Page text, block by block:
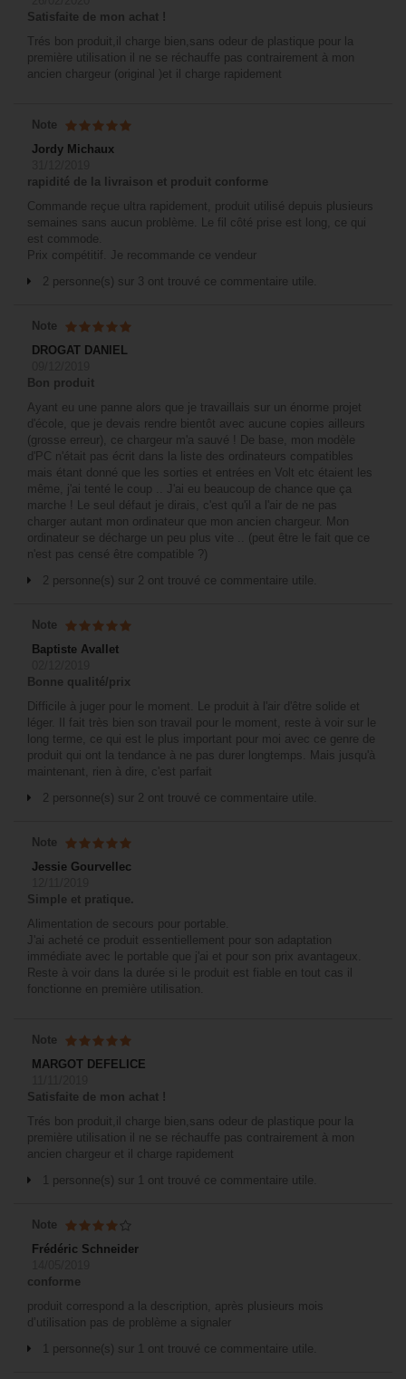
Satisfaite de mon achat !
Trés bon produit,il charge bien,sans odeur de plastique pour la
première utilisation il ne se réchauffe pas contrairement à mon
ancien chargeur (original )et il charge rapidement
Note
Jordy Michaux
rapidité de la livraison et produit conforme
Commande reçue ultra rapidement, produit utilisé depuis plusieurs
semaines sans aucun problème. Le fil côté prise est long, ce qui
est commode.
Prix compétitif. Je recommande ce vendeur
2 personne(s) sur 3 ont trouvé ce commentaire utile.
Note
DROGAT DANIEL
Bon produit
Ayant eu une panne alors que je travaillais sur un énorme projet
d'école, que je devais rendre bientôt avec aucune copies ailleurs
(grosse erreur), ce chargeur m'a sauvé ! De base, mon modèle
d'PC n'était pas écrit dans la liste des ordinateurs compatibles
mais étant donné que les sorties et entrées en Volt etc étaient les
même, j'ai tenté le coup .. J'ai eu beaucoup de chance que ça
marche ! Le seul défaut je dirais, c'est qu'il a l'air de ne pas
charger autant mon ordinateur que mon ancien chargeur. Mon
ordinateur se décharge un peu plus vite .. (peut être le fait que ce
n'est pas censé être compatible ?)
2 personne(s) sur 2 ont trouvé ce commentaire utile.
Note
Baptiste Avallet
Bonne qualité/prix
Difficile à juger pour le moment. Le produit à l'air d'être solide et
léger. Il fait très bien son travail pour le moment, reste à voir sur le
long terme, ce qui est le plus important pour moi avec ce genre de
produit qui ont la tendance à ne pas durer longtemps. Mais jusqu'à
maintenant, rien à dire, c'est parfait
2 personne(s) sur 2 ont trouvé ce commentaire utile.
Note
Jessie Gourvellec
Simple et pratique.
Alimentation de secours pour portable.
J'ai acheté ce produit essentiellement pour son adaptation
immédiate avec le portable que j'ai et pour son prix avantageux.
Reste à voir dans la durée si le produit est fiable en tout cas il
fonctionne en première utilisation.
Note
MARGOT DEFELICE
Satisfaite de mon achat !
Trés bon produit,il charge bien,sans odeur de plastique pour la
première utilisation il ne se réchauffe pas contrairement à mon
ancien chargeur et il charge rapidement
1 personne(s) sur 1 ont trouvé ce commentaire utile.
Note
Frédéric Schneider
conforme
produit correspond a la description, après plusieurs mois
d’utilisation pas de problème a signaler
1 personne(s) sur 1 ont trouvé ce commentaire utile.